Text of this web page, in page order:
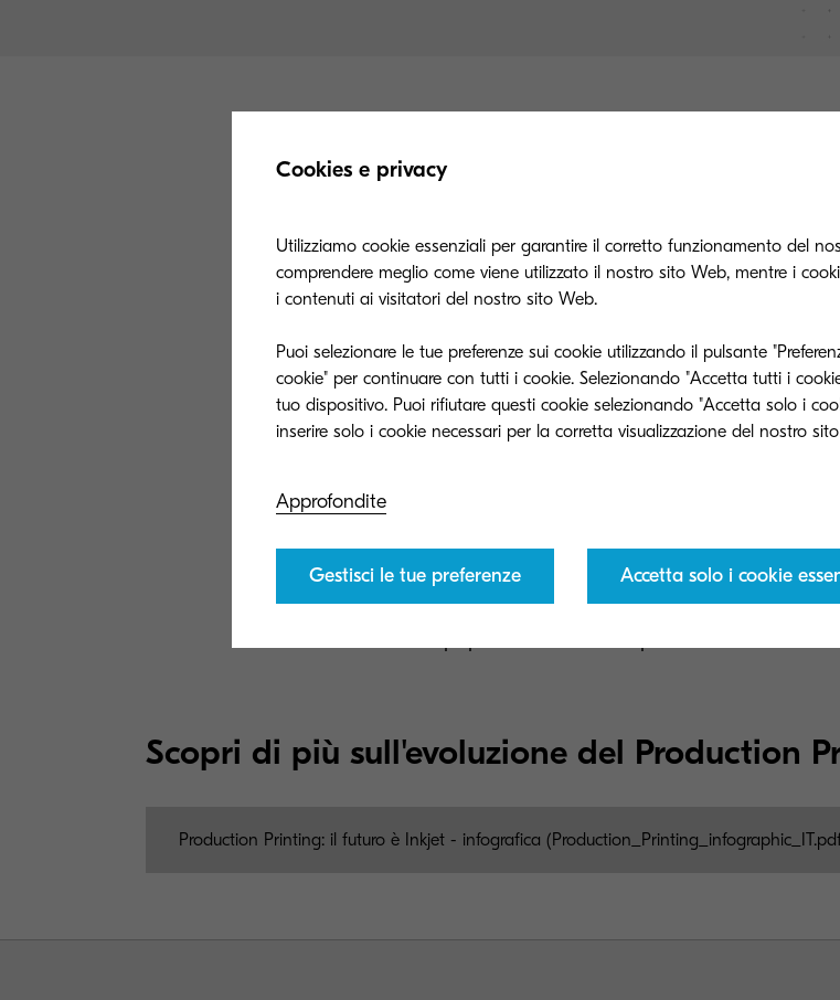
L' inkjetè destinato a rivoluzionarel'industria del
soluzione ideale per combinare unmezzo di
personalizzazioneel'efficienza
Molti utenti producono ancora grandi quantità di
potrebberotrarre notevoli vantaggi dalle potenzialità
Reparti e Agenziedi Marketing- Possono
Scopri di più sull'evoluzione del Production
Production Printing: il futuro è Inkjet - infografica
Cookies e privacy
Utilizziamo cookie essenziali per garantire il corretto funzionamento del
comprendere meglio come viene utilizzato il nostro sito Web, mentre i
i contenuti ai visitatori del nostro sito Web.
Puoi selezionare le tue preferenze sui cookie utilizzando il pulsante
cookie" per continuare con tutti i cookie. Selezionando "Accetta tutti i
tuo dispositivo. Puoi rifiutare questi cookie selezionando "Accetta solo i
Approfondite
Gestisci le tue preferenze Accetta solo i cookie